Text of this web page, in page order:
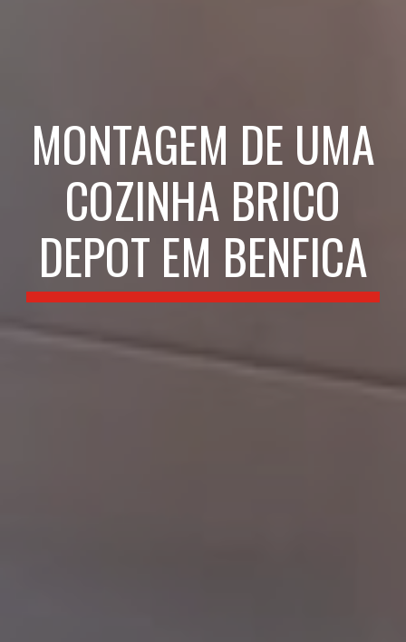
MONTAGEM DE UMA
COZINHA BRICO
DEPOT EM BENFICA